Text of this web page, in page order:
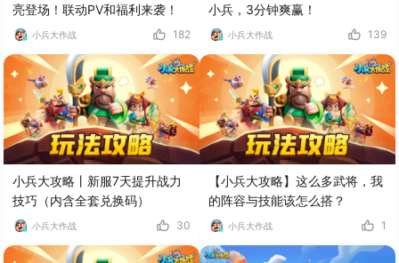
亮登场！联动PV和福利来袭！
小兵大作战 182
小兵大攻略丨新服7天提升战力
技巧（内含全套兑换码）
小兵大作战 30
小兵，3分钟爽赢！
小兵大作战 139
【小兵大攻略】这么多武将，我
的阵容与技能该怎么搭？
小兵大作战 1